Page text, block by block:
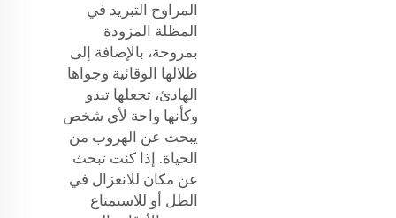
المراوح التبريد في
المظلة المزودة
بمروحة، بالإضافة إلى
ظلالها الوقائية وجواها
الهادئ، تجعلها تبدو
وكأنها واحة لأي شخص
يبحث عن الهروب من
الحياة. إذا كنت تبحث
عن مكان للانعزال في
الظل أو للاستمتاع